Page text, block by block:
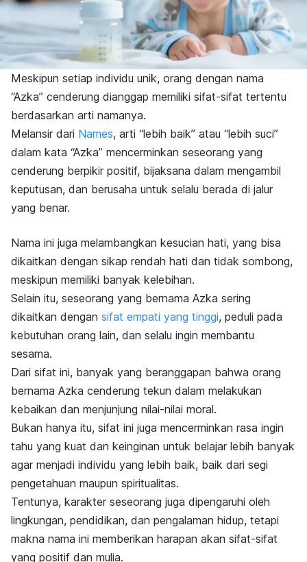
Meskipun setiap individu unik, orang dengan nama
“Azka” cenderung dianggap memiliki sifat-sifat tertentu
berdasarkan arti namanya.
Melansir dari Names, arti “lebih baik” atau “lebih suci”
dalam kata “Azka” mencerminkan seseorang yang
cenderung berpikir positif, bijaksana dalam mengambil
keputusan, dan berusaha untuk selalu berada di jalur
yang benar.
Nama ini juga melambangkan kesucian hati, yang bisa
dikaitkan dengan sikap rendah hati dan tidak sombong,
meskipun memiliki banyak kelebihan.
Selain itu, seseorang yang bernama Azka sering
dikaitkan dengan sifat empati yang tinggi, peduli pada
kebutuhan orang lain, dan selalu ingin membantu
sesama.
Dari sifat ini, banyak yang beranggapan bahwa orang
bernama Azka cenderung tekun dalam melakukan
kebaikan dan menjunjung nilai-nilai moral.
Bukan hanya itu, sifat ini juga mencerminkan rasa ingin
tahu yang kuat dan keinginan untuk belajar lebih banyak
agar menjadi individu yang lebih baik, baik dari segi
pengetahuan maupun spiritualitas.
Tentunya, karakter seseorang juga dipengaruhi oleh
lingkungan, pendidikan, dan pengalaman hidup, tetapi
makna nama ini memberikan harapan akan sifat-sifat
yang positif dan mulia.